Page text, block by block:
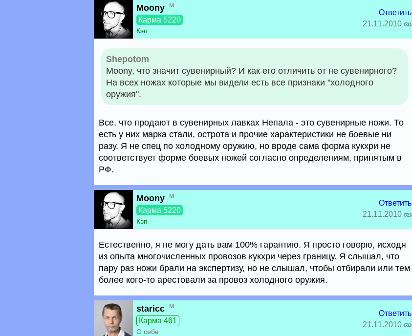
Moony м
Карма 5220
Кэп
Ответить
21.11.2010
Shepotom
Moony, что значит сувенирный? И как его отличить от не сувенирного?
На всех ножах которые мы видели есть все признаки "холодного
оружия".
Все, что продают в сувенирных лавках Непала - это сувенирные ножи. То
есть у них марка стали, острота и прочие характеристики не боевые ни
разу. Я не спец по холодному оружию, но вроде сама форма кукхри не
соответствует форме боевых ножей согласно определениям, принятым в
РФ.
Moony м
Карма 5220
Кэп
Ответить
21.11.2010
Естественно, я не могу дать вам 100% гарантию. Я просто говорю, исходя
из опыта многочисленных провозов кукхри через границу. Я слышал, что
пару раз ножи брали на экспертизу, но не слышал, чтобы отбирали или тем
более кого-то арестовали за провоз холодного оружия.
staricc м
Карма 461
О себе
Ответить
21.11.2010